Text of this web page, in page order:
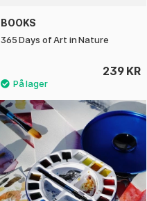
BOOKS
365 Days of Art in Nature
239 KR